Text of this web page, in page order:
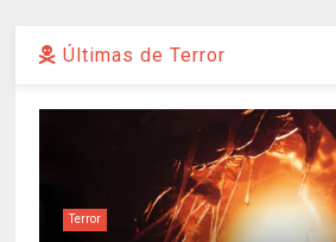
Últimas de Terror
Terror